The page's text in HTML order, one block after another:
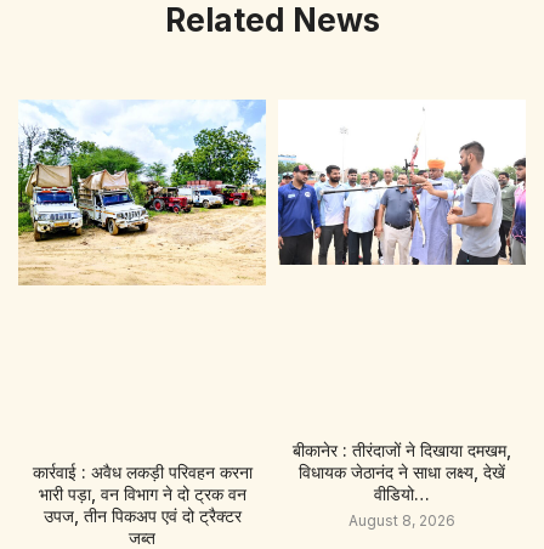
Related News
कार्रवाई : अवैध लकड़ी परिवहन करना
भारी पड़ा, वन विभाग ने दो ट्रक वन
उपज, तीन पिकअप एवं दो ट्रैक्टर
जब्त
बीकानेर : तीरंदाजों ने दिखाया दमखम,
विधायक जेठानंद ने साधा लक्ष्य, देखें
वीडियो…
August 8, 2026